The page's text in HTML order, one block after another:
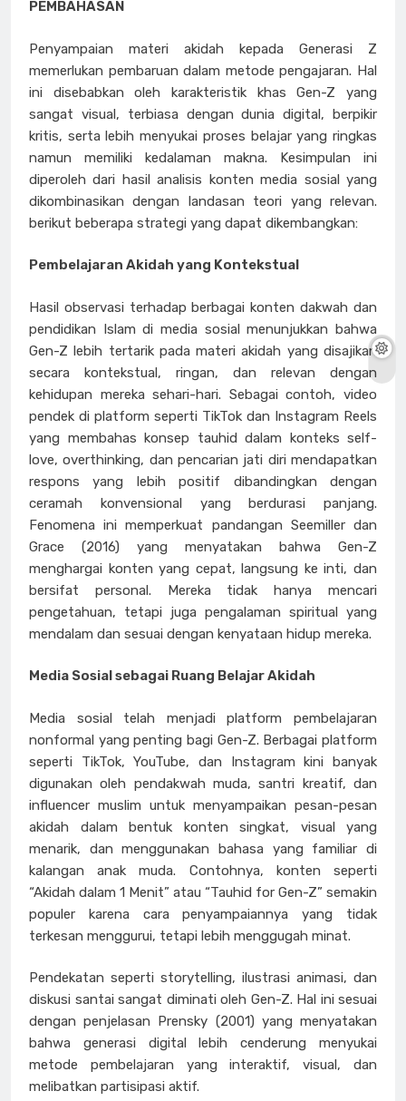
PEMBAHASAN
Penyampaian materi akidah kepada Generasi Z
memerlukan pembaruan dalam metode pengajaran. Hal
ini disebabkan oleh karakteristik khas Gen-Z yang
sangat visual, terbiasa dengan dunia digital, berpikir
kritis, serta lebih menyukai proses belajar yang ringkas
namun memiliki kedalaman makna. Kesimpulan ini
diperoleh dari hasil analisis konten media sosial yang
dikombinasikan dengan landasan teori yang relevan.
berikut beberapa strategi yang dapat dikembangkan:
Pembelajaran Akidah yang Kontekstual
Hasil observasi terhadap berbagai konten dakwah dan
pendidikan Islam di media sosial menunjukkan bahwa
Gen-Z lebih tertarik pada materi akidah yang disajikan
secara kontekstual, ringan, dan relevan dengan
kehidupan mereka sehari-hari. Sebagai contoh, video
pendek di platform seperti TikTok dan Instagram Reels
yang membahas konsep tauhid dalam konteks self-
love, overthinking, dan pencarian jati diri mendapatkan
respons yang lebih positif dibandingkan dengan
ceramah konvensional yang berdurasi panjang.
Fenomena ini memperkuat pandangan Seemiller dan
Grace (2016) yang menyatakan bahwa Gen-Z
menghargai konten yang cepat, langsung ke inti, dan
bersifat personal. Mereka tidak hanya mencari
pengetahuan, tetapi juga pengalaman spiritual yang
mendalam dan sesuai dengan kenyataan hidup mereka.
Media Sosial sebagai Ruang Belajar Akidah
Media sosial telah menjadi platform pembelajaran
nonformal yang penting bagi Gen-Z. Berbagai platform
seperti TikTok, YouTube, dan Instagram kini banyak
digunakan oleh pendakwah muda, santri kreatif, dan
influencer muslim untuk menyampaikan pesan-pesan
akidah dalam bentuk konten singkat, visual yang
menarik, dan menggunakan bahasa yang familiar di
kalangan anak muda. Contohnya, konten seperti
“Akidah dalam 1 Menit” atau “Tauhid for Gen-Z” semakin
populer karena cara penyampaiannya yang tidak
terkesan menggurui, tetapi lebih menggugah minat.
Pendekatan seperti storytelling, ilustrasi animasi, dan
diskusi santai sangat diminati oleh Gen-Z. Hal ini sesuai
dengan penjelasan Prensky (2001) yang menyatakan
bahwa generasi digital lebih cenderung menyukai
metode pembelajaran yang interaktif, visual, dan
melibatkan partisipasi aktif.